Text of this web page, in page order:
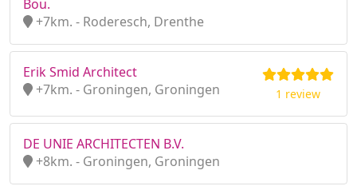
Bou.
+7km. - Roderesch, Drenthe
Erik Smid Architect
+7km. - Groningen, Groningen
1 review
DE UNIE ARCHITECTEN B.V.
+8km. - Groningen, Groningen